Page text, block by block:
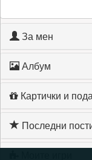
За мен
Албум
Картички и
Последни